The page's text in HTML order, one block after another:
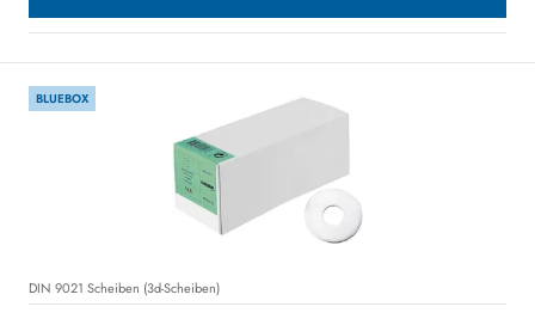
BLUEBOX
DIN 9021 Scheiben (3d-Scheiben)